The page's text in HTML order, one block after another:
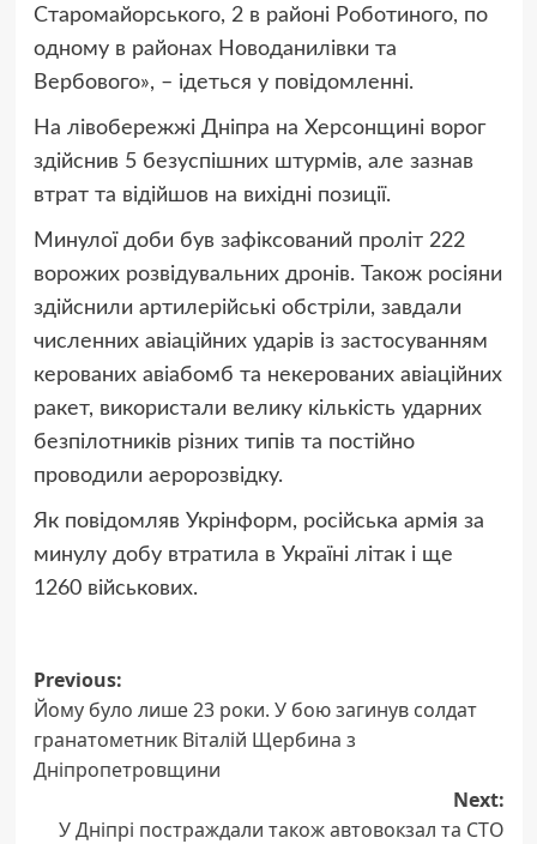
Старомайорського, 2 в районі Роботиного, по
одному в районах Новоданилівки та
Вербового», – ідеться у повідомленні.
На лівобережжі Дніпра на Херсонщині ворог
здійснив 5 безуспішних штурмів, але зазнав
втрат та відійшов на вихідні позиції.
Минулої доби був зафіксований проліт 222
ворожих розвідувальних дронів. Також росіяни
здійснили артилерійські обстріли, завдали
численних авіаційних ударів із застосуванням
керованих авіабомб та некерованих авіаційних
ракет, використали велику кількість ударних
безпілотників різних типів та постійно
проводили аеророзвідку.
Як повідомляв Укрінформ, російська армія за
минулу добу втратила в Україні літак і ще
1260 військових.
Post
navigation
Previous:
Йому було лише 23 роки. У бою загинув солдат
гранатометник Віталій Щербина з
Дніпропетровщини
Next:
У Дніпрі постраждали також автовокзал та СТО